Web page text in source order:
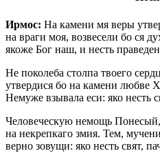
Ирмос: На камени мя веры
на враги моя, возвесели бо ся
якоже Бог наш, и несть
Не поколеба столпа твоего
утвердися бо на камени любве
Немуже взывала еси: яко несть
Человеческую немощь
на некрепкаго змия. Тем,
верно зовущи: яко несть свят,